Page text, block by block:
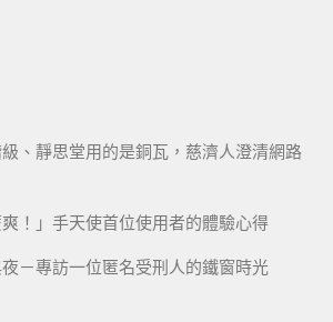
、靜思堂用的是銅瓦，慈濟人澄清網路
爽！」手天使首位使用者的體驗心得
－專訪一位匿名受刑人的鐵窗時光